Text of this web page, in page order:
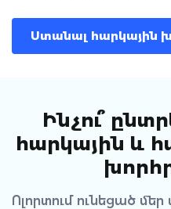
Ստանալ հարկային
Ինչու՞
հարկային և
Ոլորտում ունեցած մեր